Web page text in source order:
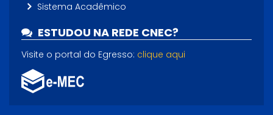
Sistema Acadêmico
ESTUDOU NA REDE CNEC?
Visite o portal do Egresso: clique aqui